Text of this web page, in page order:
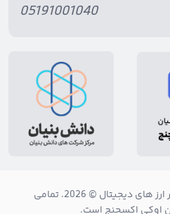
است؟
تا ژانویه سال 2021 به میزان 1.49 میلیارد توکن مانا در گردش بود. این
معادل حدود 68 درصد از کل عرضه فعلی 2.19 میلیارد مانا است. مجموع
میلیارد توکن تعیین شده بود، اما به این خاطر که بیش
جهت کاهش بیشتر عرضه در گردش
05191001040
- پلتفرم برتر ارز های دیجیتال © 2026. تمامی
اوکی اکسچنج است.